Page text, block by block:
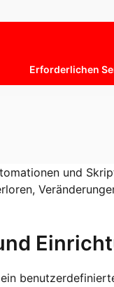
Erforderlichen
und